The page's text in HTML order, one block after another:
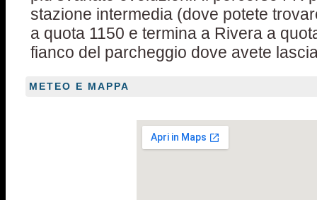
stazione intermedia (dove potete
a quota 1150 e termina a Rivera a
fianco del parcheggio dove avete
METEO E MAPPA